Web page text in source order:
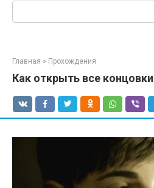
Поиск:
Главная » Прохождения
Как открыть все